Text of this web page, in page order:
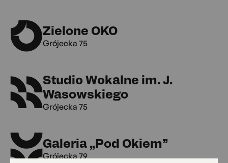
Zielone OKO
Grójecka 75
Studio Wokalne im. J.
Wasowskiego
Grójecka 75
Galeria „Pod Okiem”
Grójecka 79